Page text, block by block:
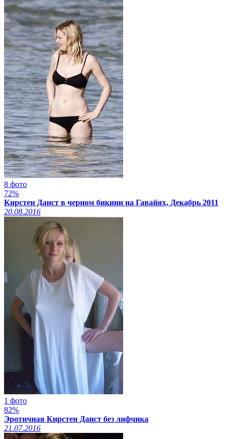
8 фото
72%
Кирстен Данст в черном бикини на Гавайях, Декабрь 2011
20.08.2016
1 фото
82%
Эротичная Кирстен Данст без лифчика
21.07.2016